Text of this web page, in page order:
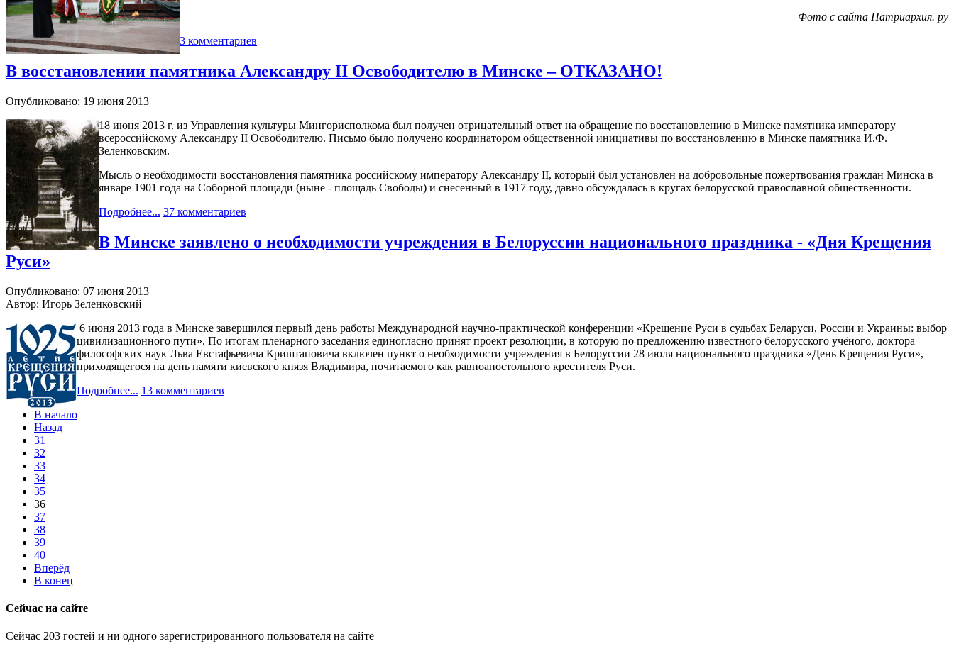
Фото с сайта Патриархия. ру
3 комментариев
В восстановлении памятника Александру II Освободителю в Минске – ОТКАЗАНО!
Опубликовано: 19 июня 2013
18 июня 2013 г. из Управления культуры Мингорисполкома был получен отрицательный ответ на обращение по восстановлению в Минске памятника императору
всероссийскому Александру II Освободителю. Письмо было получено координатором общественной инициативы по восстановлению в Минске памятника И.Ф.
Зеленковским.
Мысль о необходимости восстановления памятника российскому императору Александру II, который был установлен на добровольные пожертвования граждан Минска в
январе 1901 года на Соборной площади (ныне - площадь Свободы) и снесенный в 1917 году, давно обсуждалась в кругах белорусской православной общественности.
Подробнее... 37 комментариев
В Минске заявлено о необходимости учреждения в Белоруссии национального праздника - «Дня Крещения
Руси»
Опубликовано: 07 июня 2013
Автор: Игорь Зеленковский
6 июня 2013 года в Минске завершился первый день работы Международной научно-практической конференции «Крещение Руси в судьбах Беларуси, России и Украины: выбор
цивилизационного пути». По итогам пленарного заседания единогласно принят проект резолюции, в которую по предложению известного белорусского учёного, доктора
философских наук Льва Евстафьевича Криштаповича включен пункт о необходимости учреждения в Белоруссии 28 июля национального праздника «День Крещения Руси»,
приходящегося на день памяти киевского князя Владимира, почитаемого как равноапостольного крестителя Руси.
Подробнее... 13 комментариев
В начало
Назад
31
32
33
34
35
36
37
38
39
40
Вперёд
В конец
Сейчас на сайте
Сейчас 203 гостей и ни одного зарегистрированного пользователя на сайте